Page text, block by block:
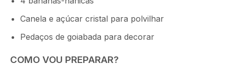
Canela e açúcar cristal para polvilhar
Pedaços de goiabada para decorar
COMO VOU PREPARAR?